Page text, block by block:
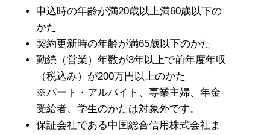
申込時の年齢が満20歳以上満60歳以下の
かた
契約更新時の年齢が満65歳以下のかた
勤続（営業）年数が3年以上で前年度年収
（税込み）が200万円以上のかた
※パート・アルバイト、専業主婦、年金
受給者、学生のかたは対象外です。
保証会社である中国総合信用株式会社ま